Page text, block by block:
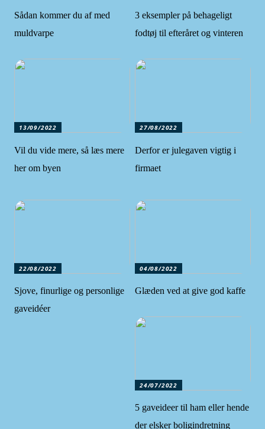
Sådan kommer du af med
muldvarpe
3 eksempler på behageligt
fodtøj til efteråret og vinteren
13/09/2022
Vil du vide mere, så læs mere
her om byen
27/08/2022
Derfor er julegaven vigtig i
firmaet
22/08/2022
Sjove, finurlige og personlige
gaveidéer
04/08/2022
Glæden ved at give god kaffe
24/07/2022
5 gaveideer til ham eller hende
der elsker boligindretning